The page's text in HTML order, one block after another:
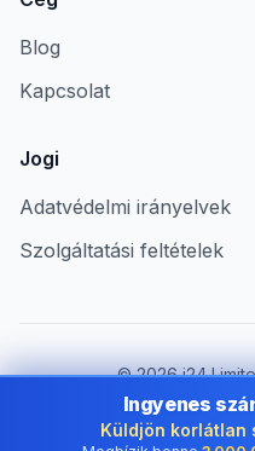
Blog
Kapcsolat
Jogi
Adatvédelmi irányelvek
Szolgáltatási feltételek
©2026i24
Vállalkozások
Ország módosítása:
Ingyenes
Küldjön korlátlan